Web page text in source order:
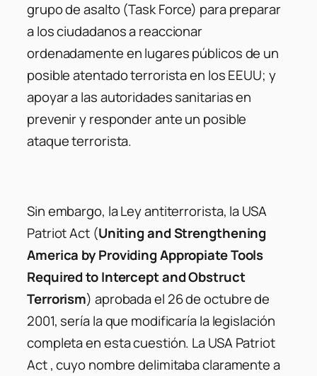
grupo de asalto (Task Force) para preparar
a los ciudadanos a reaccionar
ordenadamente en lugares públicos de un
posible atentado terrorista en los EEUU; y
apoyar a las autoridades sanitarias en
prevenir y responder ante un posible
ataque terrorista.
Sin embargo, la Ley antiterrorista, la USA
Patriot Act (Uniting and Strengthening
America by Providing Appropiate Tools
Required to Intercept and Obstruct
Terrorism) aprobada el 26 de octubre de
2001, sería la que modificaría la legislación
completa en esta cuestión. La USA Patriot
Act , cuyo nombre delimitaba claramente a